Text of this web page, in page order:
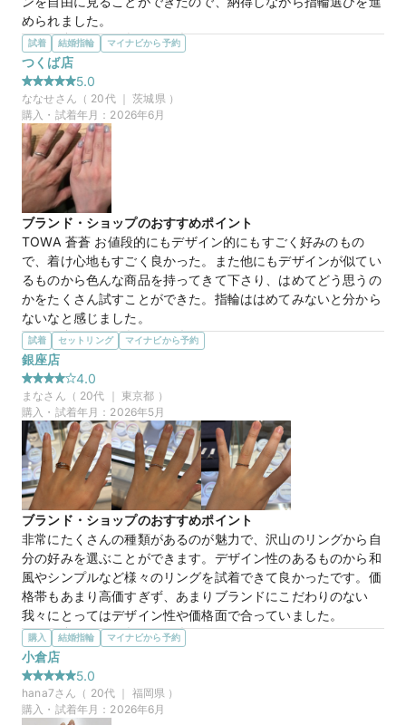
価格帯
マイナビ限定 来店特典
この店舗のおすすめ特典情報
WEB来店予約で、マイナビとBIJOUPIKOから ¥16,000分の電子マ
ネー＆金券プレゼント！
められました。
選んだ商品を気に入った理由
ストレートリングが好みでしたが、少しウェーブ感も欲しいと
思っていたので、bonheurはまさに理想のデザインでした。シ
ンプルで流行に左右されにくい形なのに、ほどよく個性もあっ
て、長く飽きずに身につけられそうだと思い購入を決めまし
た。
この店舗の良かったところ
来店から案内、試着まで全体的に待ち時間が少なく、とてもス
ムーズに見ることができました。担当の方もご自身の経験を交
えながら説明してくださったのでイメージしやすく、押し売り
感もなく安心して相談できたところが良かったです。
商品名
【Galopine&Galopin】bonheur ボヌー
ル
価格帯
マイナビ限定 来店特典
この店舗のおすすめ特典情報
WEB来店予約で、マイナビとBIJOUPIKOから ¥16,000分の電子マ
ネー＆金券プレゼント！
試着 結婚指輪 マイナビから予約
つくば店
5.0
ななせ さん（ 20代 ｜茨城県 ）
購入・試着年月： 2026年6月
ブランド・ショップのおすすめポイント
TOWA 蒼蒼 お値段的にもデザイン的にもすごく好みのもの
で、着け心地もすごく良かった。また他にもデザインが似てい
るものから色んな商品を持ってきて下さり、はめてどう思うの
かをたくさん試すことができた。指輪ははめてみないと分から
ないなと感じました。
選んだ商品を気に入った理由
デザインが指にはめた時に一番しっくり来る感じもしたし、す
ごく可愛く見えた。また似ているような指輪を何個が持ってき
て下さりはめてみましたが、一番2人してペアで一致してこれ
がいいという意見になってました。また指輪のブランドが
TOWAも永遠の愛という意味ですごく素敵だと感じました。
この店舗の良かったところ
一番いいなと思った指輪から似てる指輪を沢山持ってきて下さ
り、色んな指輪を指にはめてみてどう思うかで選ぶことができ
た。また、2人揃って意見が一致して一番しっくりくるものに
出会えた。他のところもまだ見る予定ですが、二人ですごく気
に入っていたので、戻ってきそうな感じがした。
商品名 【TOWA】蒼蒼 そうそう
価格帯
試着 セットリング マイナビから予約
銀座店
4.0
まなさん（ 20代 ｜ 東京都 ）
購入・試着年月： 2026年5月
ブランド・ショップのおすすめポイント
非常にたくさんの種類があるのが魅力で、沢山のリングから自
分の好みを選ぶことができます。デザイン性のあるものから和
風やシンプルなど様々のリングを試着できて良かったです。価
格帯もあまり高価すぎず、あまりブランドにこだわりのない
我々にとってはデザイン性や価格面で合っていました。
選んだ商品を気に入った理由
ダイヤモンドやピンクゴールドが入る点が、デザインとして凄
く可愛らしく乙女心をくすぐりました。メンズリングがシンプ
ルなのも良く、可愛らしいデザインを求めている私とシンプル
が良い彼にとってぴったりでした。価格帯もちょうど良かった
購入 結婚指輪 マイナビから予約
小倉店
5.0
hana7さん（ 20代 ｜ 福岡県 ）
購入・試着年月： 2026年6月